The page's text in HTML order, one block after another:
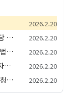
2026.2.20
재가장기요양기관 요양보호사 처우개선수당 지급 신청방법 및 자격조건 2026.2.20
장기요양급여비용 본인부담금 감경 신청방법 및 자격조건 2026.2.20
노인장기요양보험 사업 지원 신청방법 및 자격조건 2026.2.20
국가보훈대상자 장기요양급여 이용지원 신청방법 및 자격조건 2026.2.20